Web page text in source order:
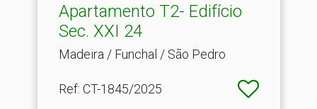
Apartamento T2- Edifício
Sec.​ XXI 24
Madeira / Funchal / São Pedro
Ref: CT-1845/2025